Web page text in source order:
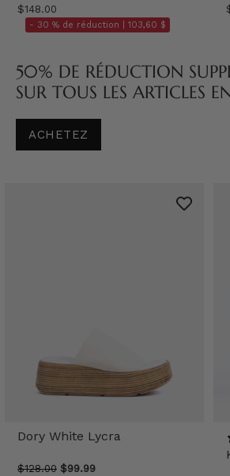
$148.00
- 30 % de réduction | 103,60 $
50% DE RÉDUCTION
SUR TOUS LES ARTICLES
ACHETEZ
Dory White Lycra
$128.00 $99.99